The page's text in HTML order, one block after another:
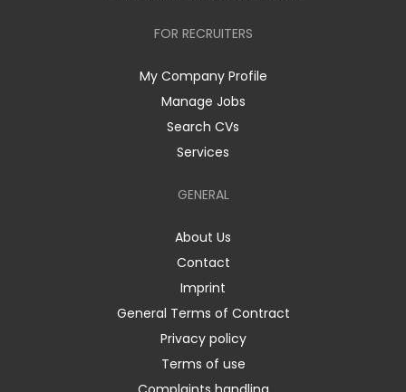
FOR RECRUITERS
My Company Profile
Manage Jobs
Search CVs
Services
GENERAL
About Us
Contact
Imprint
General Terms of Contract
Privacy policy
Terms of use